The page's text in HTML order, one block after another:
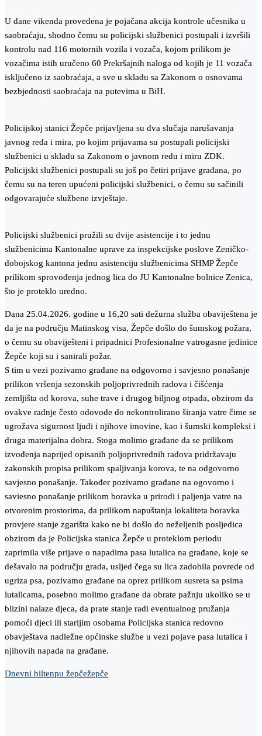
U dane vikenda provedena je pojačana akcija kontrole učesnika u
saobraćaju, shodno čemu su policijski službenici postupali i izvršili
kontrolu nad 116 motornih vozila i vozača, kojom prilikom je
vozačima istih uručeno 60 Prekršajnih naloga od kojih je 11 vozača
isključeno iz saobraćaja, a sve u skladu sa Zakonom o osnovama
bezbjednosti saobraćaja na putevima u BiH.
Policijskoj stanici Žepče prijavljena su dva slučaja narušavanja
javnog reda i mira, po kojim prijavama su postupali policijski
službenici u skladu sa Zakonom o javnom redu i miru ZDK.
Policijski službenici postupali su još po četiri prijave građana, po
čemu su na teren upućeni policijski službenici, o čemu su sačinili
odgovarajuće službene izvještaje.
Policijski službenici pružili su dvije asistencije i to jednu
službenicima Kantonalne uprave za inspekcijske poslove Zeničko-
dobojskog kantona jednu asistenciju službenicima SHMP Žepče
prilikom sprovođenja jednog lica do JU Kantonalne bolnice Zenica,
što je proteklo uredno.
Dana 25.04.2026. godine u 16,20 sati dežurna služba obaviještena je
da je na području Matinskog visa, Žepče došlo do šumskog požara,
o čemu su obaviješteni i pripadnici Profesionalne vatrogasne įedinice
Žepče koji su i sanirali požar.
S tim u vezi pozivamo građane na odgovorno i savjesno ponašanje
prilikon vršenja sezonskih poljoprivrednih radova i čišćenja
zemljišta od korova, suhe trave i drugog biljnog otpada, obzirom da
ovakve radnje često odovode do nekontrolirano širanja vatre čime se
ugrožava sigurnost ljudi i njihove imovine, kao i šumski kompleksi i
druga materijalna dobra. Stoga molimo građane da se prilikom
izvođenja naprijed opisanih poljoprivrednih radova pridržavaju
zakonskih propisa prilikom spaljivanja korova, te na odgovorno
savjesno ponašanje. Također pozivamo građane na ogovorno i
saviesno ponašanje prilikom boravka u prirodi i paljenja vatre na
otvorenim prostorima, da prilikom napuštanja lokaliteta boravka
provjere stanje zgarišta kako ne bi došlo do neželjenih posljedica
obzirom da je Policijska stanica Žepče u proteklom periodu
zaprimila više prijave o napadima pasa lutalica na građane, koje se
dešavalo na području grada, usljed čega su lica zadobila povrede od
ugriza psa, pozivamo građane na oprez prilikom susreta sa psima
lutalicama, posebno molimo građane da obrate pažnju ukoliko se u
blizini nalaze djeca, da prate stanje radi eventualnog pružanja
pomoći djeci ili starijim osobama Policijska stanica redovno
obavještava nadležne općinske službe u vezi pojave pasa lutalica i
njihovih napada na građane.
Dnevni biltenpu žepčežepče